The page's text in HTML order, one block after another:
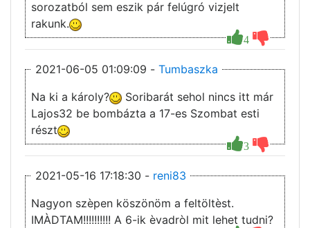
4
sorozatból sem eszik pár felúgró vizjelt
rakunk.
2021-06-05 01:09:09 - Tumbaszka
3
Na ki a károly?
Soribarát sehol nincs itt már
Lajos32 be bombázta a 17-es Szombat esti
részt
2021-05-16 17:18:30 - reni83
Nagyon szèpen köszönöm a feltöltèst.
IMÀDTAM!!!!!!!!!! A 6-ik èvadròl mit lehet tudni?